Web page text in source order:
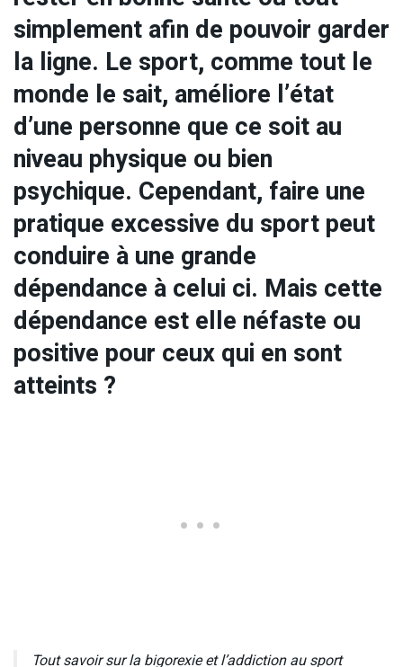
simplement afin de pouvoir garder
la ligne. Le sport, comme tout le
monde le sait, améliore l’état
d’une personne que ce soit au
niveau physique ou bien
psychique. Cependant, faire une
pratique excessive du sport peut
conduire à une grande
dépendance à celui ci. Mais cette
dépendance est elle néfaste ou
positive pour ceux qui en sont
atteints ?
Tout savoir sur la bigorexie et l’addiction au sport